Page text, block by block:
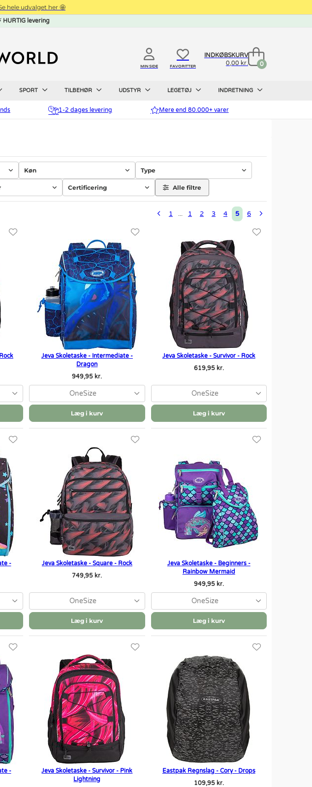
hele udvalget her 🤩
HURTIG levering
MIN SIDE FAVORITTER
INDKØBSKURV
0,00 kr.
0
SPORT TILBEHØR UDSTYR LEGETØJ INDRETNING
1-2 dages levering Mere end 80.000+ varer
Køn Type
Certificering Alle filtre
1 ... 1 2 3 4 5 6
Jeva Skoletaske - Intermediate -
Dragon
949,95 kr.
OneSize
Læg i kurv
Jeva Skoletaske - Survivor - Rock
619,95 kr.
OneSize
Læg i kurv
-
Jeva Skoletaske - Square - Rock
749,95 kr.
OneSize
Læg i kurv
Jeva Skoletaske - Beginners -
Rainbow Mermaid
949,95 kr.
OneSize
Læg i kurv
-
Jeva Skoletaske - Survivor - Pink
Lightning
Eastpak Regnslag - Cory - Drops
109,95 kr.